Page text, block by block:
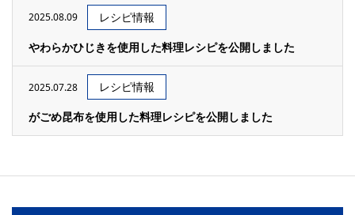
2025.08.09
レシピ情報
やわらかひじきを使用した料理レシピを公開しました
2025.07.28
レシピ情報
がごめ昆布を使用した料理レシピを公開しました